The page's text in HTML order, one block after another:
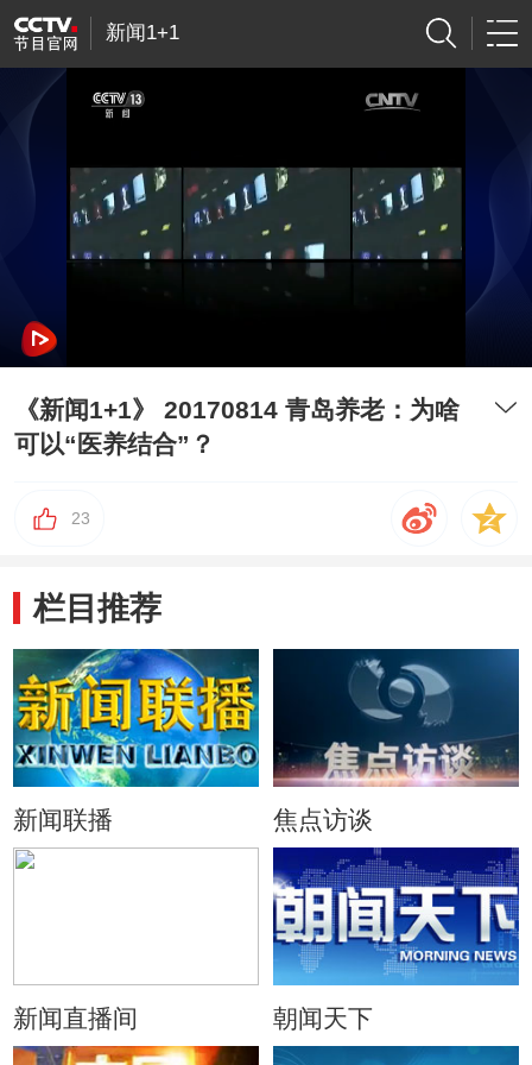
新闻1+1
《新闻1+1》 20170814 青岛养老：为啥
可以“医养结合”？
23
栏目推荐
新闻联播 焦点访谈
新闻直播间 朝闻天下